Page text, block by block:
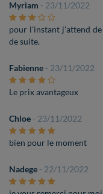
Myriam - 23/11/2022
pour l'instant j'attend
de suite.
Fabienne - 23/11/2022
Le prix avantageux
Chloe - 23/11/2022
bien pour le moment
Nadege - 22/11/2022